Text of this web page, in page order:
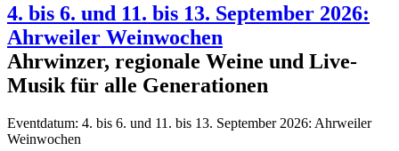
4. bis 6. und 11. bis 13. September 2026:
Ahrweiler Weinwochen
Ahrwinzer, regionale Weine und Live-
Musik für alle Generationen
Eventdatum: 4. bis 6. und 11. bis 13. September 2026: Ahrweiler
Weinwochen